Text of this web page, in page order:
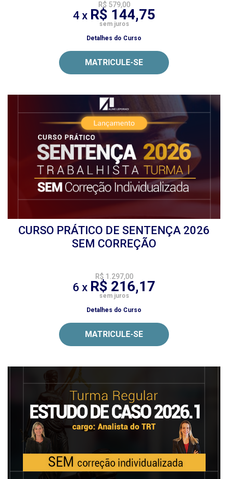
R$ 579,00
4 x R$ 144,75
sem juros
Detalhes do Curso
MATRICULE-SE
CURSO PRÁTICO DE SENTENÇA 2026
SEM CORREÇÃO
R$ 1.297,00
6 x R$ 216,17
sem juros
Detalhes do Curso
MATRICULE-SE